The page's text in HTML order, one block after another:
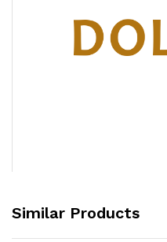
Similar Products